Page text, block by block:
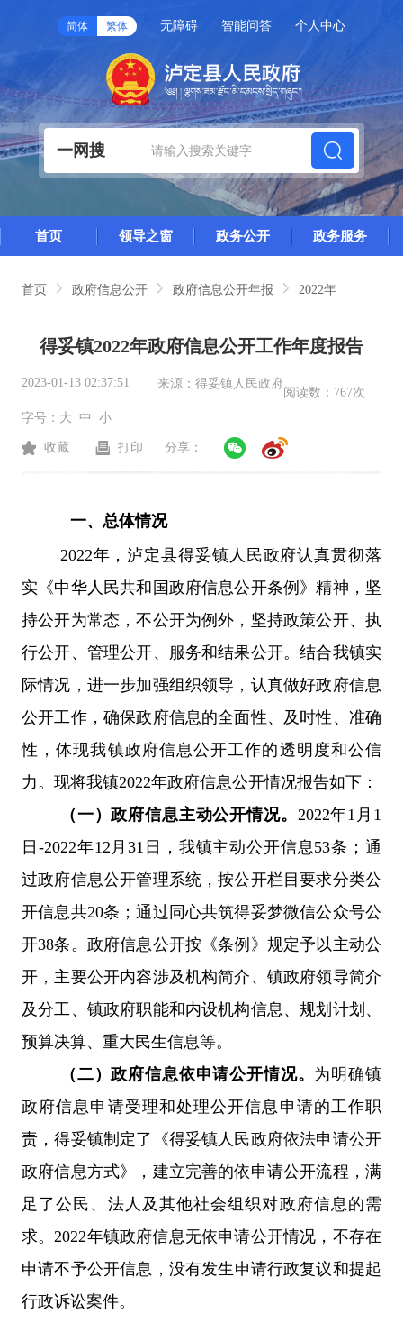
简体 繁体 无障碍 智能问答 个人中心
一网搜
首页 领导之窗 政务公开 政务服务
首页 政府信息公开 政府信息公开年报 2022年
得妥镇2022年政府信息公开工作年度报告
2023-01-13 02:37:51 来源： 得妥镇人民政府
阅读数： 767次
字号： 大 中 小
收藏 打印 分享：
一、 总体情况
2022年，泸定县得妥镇人民政府认真贯彻落
实《中华人民共和国政府信息公开条例》精神，坚
持公开为常态，不公开为例外，坚持政策公开、执
行公开、管理公开、服务和结果公开。结合我镇实
际情况，进一步加强组织领导，认真做好政府信息
公开工作，确保政府信息的全面性、及时性、准确
性，体现我镇政府信息公开工作的透明度和公信
力。现将我镇2022年政府信息公开情况报告如下：
（一）政府信息主动公开情况。 2022年1月1
日-2022年12月31日，我镇主动公开信息53条；通
过政府信息公开管理系统，按公开栏目要求分类公
开信息共20条；通过同心共筑得妥梦微信公众号公
开38条。政府信息公开按《条例》规定予以主动公
开，主要公开内容涉及机构简介、镇政府领导简介
及分工、镇政府职能和内设机构信息、规划计划、
预算决算、重大民生信息等。
（二）政府信息依申请公开情况。 为明确镇
政府信息申请受理和处理公开信息申请的工作职
责，得妥镇制定了《得妥镇人民政府依法申请公开
政府信息方式》，建立完善的依申请公开流程，满
足了公民、法人及其他社会组织对政府信息的需
求。 2022年镇政府信息无依申请公开情况，不存在
申请不予公开信息，没有发生 申请行政复议和提起
行政诉讼案件。